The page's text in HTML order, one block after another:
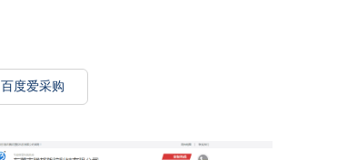
百度爱采购